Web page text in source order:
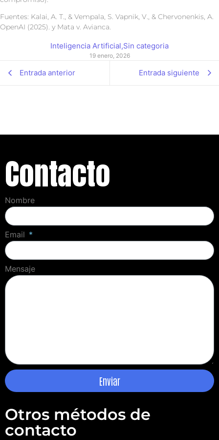
Fuentes: Kalai, A. T., & Vempala, S. Vapnik, V., & Chervonenkis, A.
OpenAI (2025). y Mata v. Avianca.
Inteligencia Artificial,Sin categoria
19 enero, 2026
Entrada anterior Entrada siguiente
Contacto
Nombre
Email
Mensaje
Enviar
Otros métodos de
contacto